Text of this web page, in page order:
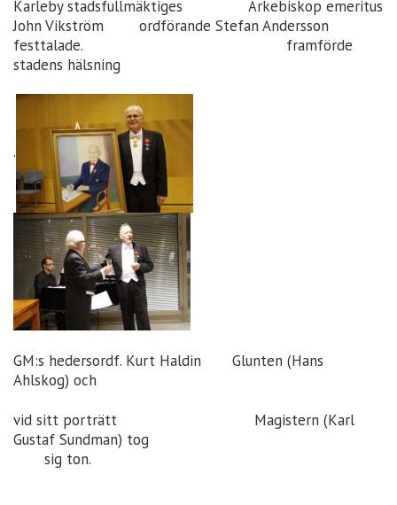
Karleby stadsfullmäktiges Ärkebiskop emeritus
John Vikström ordförande Stefan Andersson
festtalade. framförde
stadens hälsning
.
GM:s hedersordf. Kurt Haldin Glunten (Hans
Ahlskog) och
vid sitt porträtt Magistern (Karl
Gustaf Sundman) tog
sig ton.